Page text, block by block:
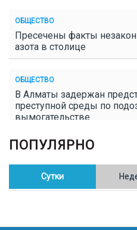
ОБЩЕСТВО
Пресечены факты
азота в столице
ОБЩЕСТВО
В Алматы задержан
преступной среды по
вымогательстве
ОБЩЕСТВО
Полицейские пресекли
конопли в Таразе
ПОПУЛЯРНО
Сутки